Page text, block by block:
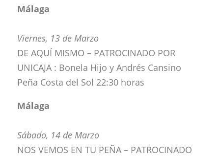
Málaga
Viernes, 13 de Marzo
DE AQUÍ MISMO – PATROCINADO POR
UNICAJA : Bonela Hijo y Andrés Cansino
Peña Costa del Sol 22:30 horas
Málaga
Sábado, 14 de Marzo
NOS VEMOS EN TU PEÑA – PATROCINADO